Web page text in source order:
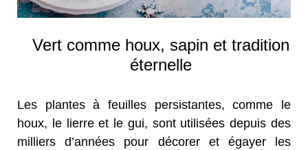
Vert comme houx, sapin et tradition
éternelle
Les plantes à feuilles persistantes, comme le
houx, le lierre et le gui, sont utilisées depuis des
milliers d’années pour décorer et égayer les